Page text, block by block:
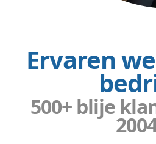
Ervaren
500+ blije